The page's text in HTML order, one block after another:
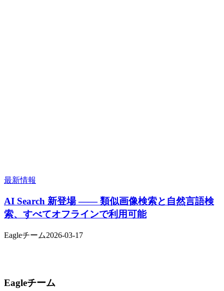
最新情報
AI Search 新登場 —— 類似画像検索と自然言語検
索、すべてオフラインで利用可能
Eagleチーム2026-03-17
Eagleチーム